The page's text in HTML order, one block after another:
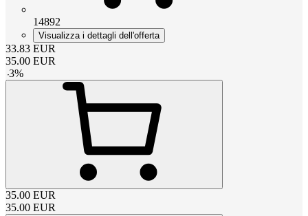
14892
Visualizza i dettagli dell'offerta
33.83 EUR
35.00 EUR
-3%
35.00 EUR
35.00 EUR